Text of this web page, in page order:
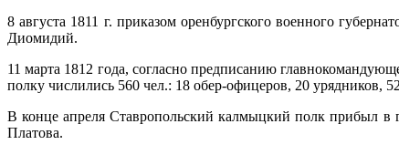
8 августа 1811 г. приказом оренбургского военного
Диомидий.
11 марта 1812 года, согласно предписанию
полку числились 560 чел.: 18 обер-офицеров, 20 урядников,
В конце апреля Ставропольский калмыцкий полк прибыл в
Платова.